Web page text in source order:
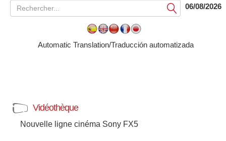
Soumettre06/08/2026
Automatic Translation/Traducción automatizada
Vidéothèque
Nouvelle ligne cinéma Sony FX5